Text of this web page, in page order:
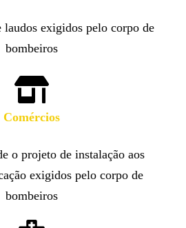
laudos exigidos pelo corpo de
bombeiros
Comércios
o projeto de instalação aos
exigidos pelo corpo de
bombeiros